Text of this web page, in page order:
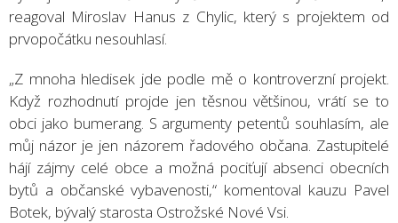
reagoval Miroslav Hanus z Chylic, který s projektem od
prvopočátku nesouhlasí.
„Z mnoha hledisek jde podle mě o kontroverzní projekt.
Když rozhodnutí projde jen těsnou většinou, vrátí se to
obci jako bumerang. S argumenty petentů souhlasím, ale
můj názor je jen názorem řadového občana. Zastupitelé
hájí zájmy celé obce a možná pociťují absenci obecních
bytů a občanské vybavenosti,“ komentoval kauzu Pavel
Botek, bývalý starosta Ostrožské Nové Vsi.